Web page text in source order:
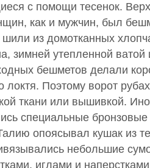
с помощи тесенок.
как и мужчин, был
из домотканных
зимней утепленной
бешметов делали
Поэтому ворот
ткани или вышивкой.
специальные
опоясывал кушак из
небольшие
иглами и